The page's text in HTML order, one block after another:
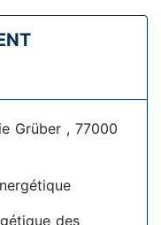
Grüber , 77000
des